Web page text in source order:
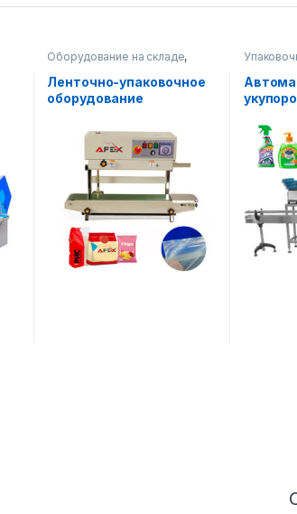
Оборудование на складе,
Упаковочное оборудование
Ленточно-упаковочное
оборудование